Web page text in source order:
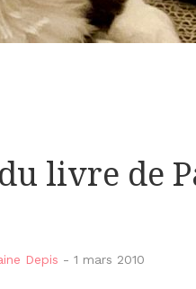
livre de
Depis - 1 mars 2010